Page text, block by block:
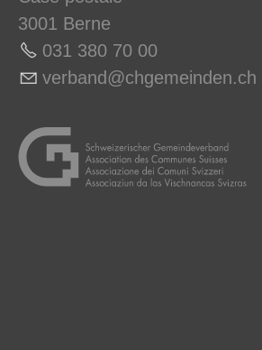
3001 Berne
031 380 70 00
v rb nd chg m nd n ch